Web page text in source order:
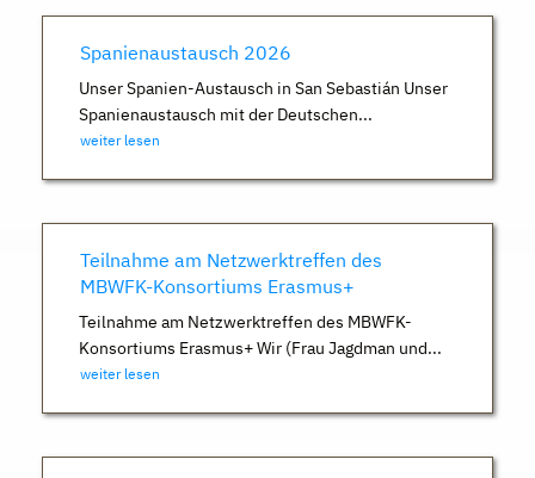
Spanienaustausch 2026
Unser Spanien-Austausch in San Sebastián Unser
Spanienaustausch mit der Deutschen...
weiter lesen
Teilnahme am Netzwerktreffen des
MBWFK-Konsortiums Erasmus+
Teilnahme am Netzwerktreffen des MBWFK-
Konsortiums Erasmus+ Wir (Frau Jagdman und...
weiter lesen